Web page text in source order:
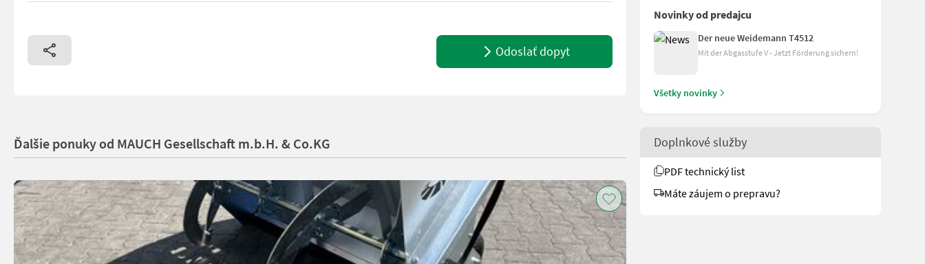
Odoslať dopyt
Novinky od predajcu
Der neue Weidemann T4512
Mit der Abgasstufe V - Jetzt Förderung sichern!
Všetky novinky
Doplnkové služby
PDF technický list
Máte záujem o prepravu?
Ďalšie ponuky od MAUCH Gesellschaft m.b.H. & Co.KG